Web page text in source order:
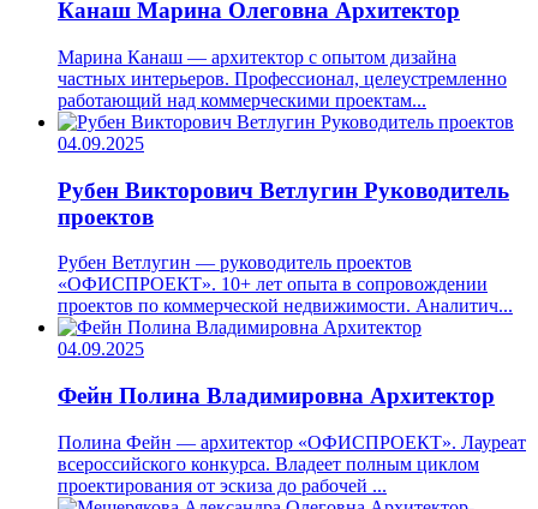
Канаш Марина Олеговна Архитектор
Марина Канаш — архитектор с опытом дизайна
частных интерьеров. Профессионал, целеустремленно
работающий над коммерческими проектам...
04.09.2025
Рубен Викторович Ветлугин Руководитель
проектов
Рубен Ветлугин — руководитель проектов
«ОФИСПРОЕКТ». 10+ лет опыта в сопровождении
проектов по коммерческой недвижимости. Аналитич...
04.09.2025
Фейн Полина Владимировна Архитектор
Полина Фейн — архитектор «ОФИСПРОЕКТ». Лауреат
всероссийского конкурса. Владеет полным циклом
проектирования от эскиза до рабочей ...